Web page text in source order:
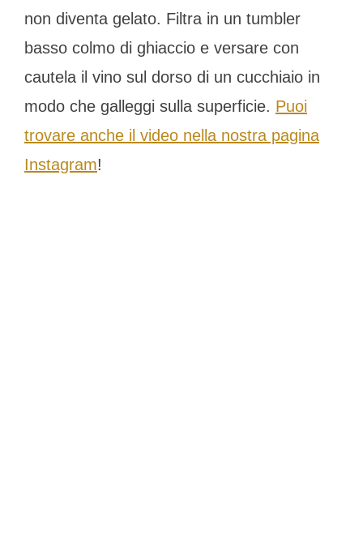
non diventa gelato. Filtra in un tumbler
basso colmo di ghiaccio e versare con
cautela il vino sul dorso di un cucchiaio in
modo che galleggi sulla superficie. Puoi
trovare anche il video nella nostra pagina
Instagram!